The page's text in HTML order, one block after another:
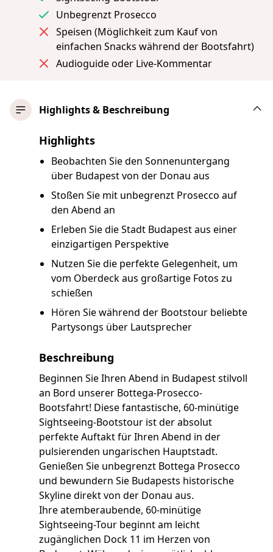
Unbegrenzt Prosecco
Speisen (Möglichkeit zum Kauf von
einfachen Snacks während der Bootsfahrt)
Audioguide oder Live-Kommentar
Highlights & Beschreibung
Highlights
Beobachten Sie den Sonnenuntergang
über Budapest von der Donau aus
Stoßen Sie mit unbegrenzt Prosecco auf
den Abend an
Erleben Sie die Stadt Budapest aus einer
einzigartigen Perspektive
Nutzen Sie die perfekte Gelegenheit, um
vom Oberdeck aus großartige Fotos zu
schießen
Hören Sie während der Bootstour beliebte
Partysongs über Lautsprecher
Beschreibung
Beginnen Sie Ihren Abend in Budapest stilvoll
an Bord unserer Bottega-Prosecco-
Bootsfahrt! Diese fantastische, 60-minütige
Sightseeing-Bootstour ist der absolut
perfekte Auftakt für Ihren Abend in der
pulsierenden ungarischen Hauptstadt.
Genießen Sie unbegrenzt Bottega Prosecco
und bewundern Sie Budapests historische
Skyline direkt von der Donau aus.
Ihre atemberaubende, 60-minütige
Sightseeing-Tour beginnt am leicht
zugänglichen Dock 11 im Herzen von